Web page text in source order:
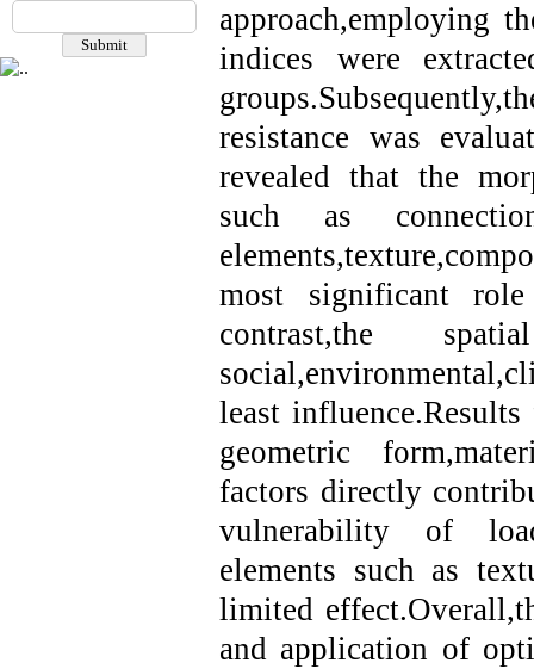
approach,employing
indices were
resistance was
revealed that the
such as
most significant
contrast,the
least
geometric
factors directly
vulnerability of
elements such as
limited
and application of